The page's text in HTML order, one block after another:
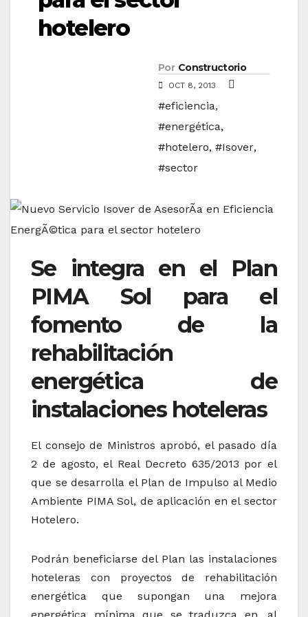
hotelero
Por Constructorio
OCT 8, 2013
#eficiencia,
#energética,
#hotelero, #Isover,
#sector
Se integra en el Plan
PIMA Sol para el
fomento de la
rehabilitación
energética de
instalaciones hoteleras
El consejo de Ministros aprobó, el pasado día
2 de agosto, el Real Decreto 635/2013 por el
que se desarrolla el Plan de Impulso al Medio
Ambiente PIMA Sol, de aplicación en el sector
Hotelero.
Podrán beneficiarse del Plan las instalaciones
hoteleras con proyectos de rehabilitación
energética que supongan una mejora